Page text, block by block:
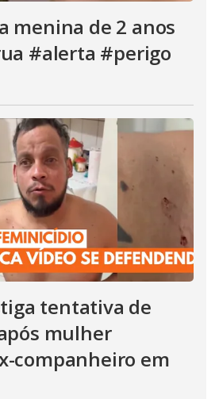
menina de 2 anos
#alerta #perigo
tentativa de
mulher
companheiro em